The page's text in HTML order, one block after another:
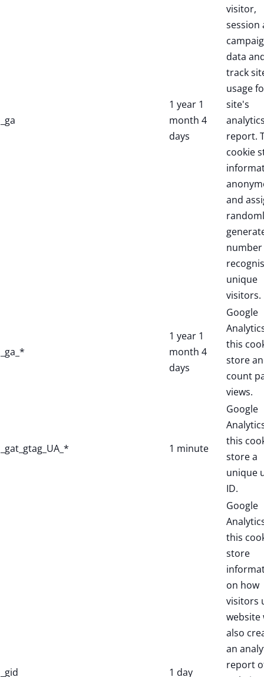
_ga
1 year 1
month 4
days
visitor,
session
data
track
usage
site's
report.
cookie
and
unique
visitors.
_ga_*
1 year 1
month 4
days
Google
this
store
count
views.
_gat_gtag_UA_* 1 minute
Google
this
store a
unique
ID.
_gid 1 day
Google
this
store
on how
visitors
website
also
an
report